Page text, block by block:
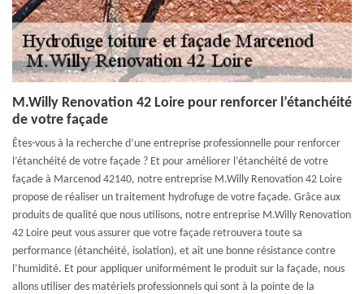
M.Willy Renovation 42 Loire pour renforcer l’étanchéité
de votre façade
Êtes-vous à la recherche d’une entreprise professionnelle pour renforcer
l’étanchéité de votre façade ? Et pour améliorer l’étanchéité de votre
façade à Marcenod 42140, notre entreprise M.Willy Renovation 42 Loire
propose de réaliser un traitement hydrofuge de votre façade. Grâce aux
produits de qualité que nous utilisons, notre entreprise M.Willy Renovation
42 Loire peut vous assurer que votre façade retrouvera toute sa
performance (étanchéité, isolation), et ait une bonne résistance contre
l’humidité. Et pour appliquer uniformément le produit sur la façade, nous
allons utiliser des matériels professionnels qui sont à la pointe de la